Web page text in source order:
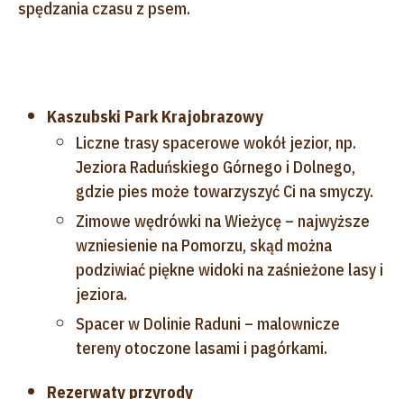
spędzania czasu z psem.
Kaszubski Park Krajobrazowy
Liczne trasy spacerowe wokół jezior, np.
Jeziora Raduńskiego Górnego i Dolnego,
gdzie pies może towarzyszyć Ci na smyczy.
Zimowe wędrówki na Wieżycę – najwyższe
wzniesienie na Pomorzu, skąd można
podziwiać piękne widoki na zaśnieżone lasy i
jeziora.
Spacer w Dolinie Raduni – malownicze
tereny otoczone lasami i pagórkami.
Rezerwaty przyrody